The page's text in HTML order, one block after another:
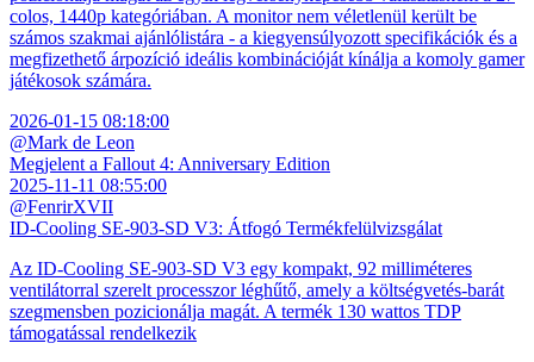
colos, 1440p kategóriában. A monitor nem véletlenül került be
számos szakmai ajánlólistára - a kiegyensúlyozott specifikációk és a
megfizethető árpozíció ideális kombinációját kínálja a komoly gamer
játékosok számára.
2026-01-15 08:18:00
@Mark de Leon
Megjelent a Fallout 4: Anniversary Edition
2025-11-11 08:55:00
@FenrirXVII
ID-Cooling SE-903-SD V3: Átfogó Termékfelülvizsgálat
Az ID-Cooling SE-903-SD V3 egy kompakt, 92 milliméteres
ventilátorral szerelt processzor léghűtő, amely a költségvetés-barát
szegmensben pozicionálja magát. A termék 130 wattos TDP
támogatással rendelkezik